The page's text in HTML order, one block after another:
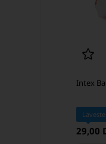
Intex
29,00